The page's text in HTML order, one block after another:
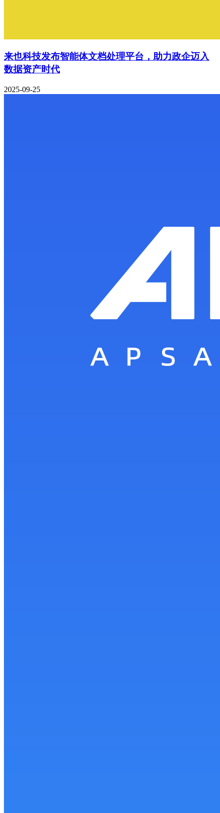
来也科技发布智能体文档处理平台，助力政企迈入
数据资产时代
2025-09-25